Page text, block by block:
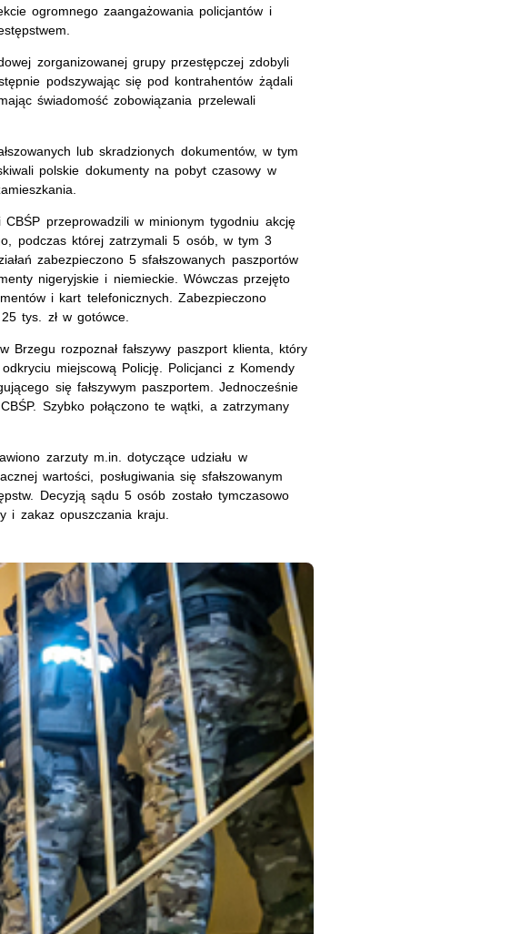
ogromnego zaangażowania policjantów i
zorganizowanej grupy przestępczej zdobyli
podszywając się pod kontrahentów żądali
świadomość zobowiązania przelewali
lub skradzionych dokumentów, w tym
polskie dokumenty na pobyt czasowy w
adres zamieszkania.
przeprowadzili w minionym tygodniu akcję
podczas której zatrzymali 5 osób, w tym 3
zabezpieczono 5 sfałszowanych paszportów
nigeryjskie i niemieckie. Wówczas przejęto
i kart telefonicznych. Zabezpieczono
25 tys. zł w gotówce.
rozpoznał fałszywy paszport klienta, który
miejscową Policję. Policjanci z Komendy
się fałszywym paszportem. Jednocześnie
Szybko połączono te wątki, a zatrzymany
zarzuty m.in. dotyczące udziału w
wartości, posługiwania się sfałszowanym
Decyzją sądu 5 osób zostało tymczasowo
i zakaz opuszczania kraju.